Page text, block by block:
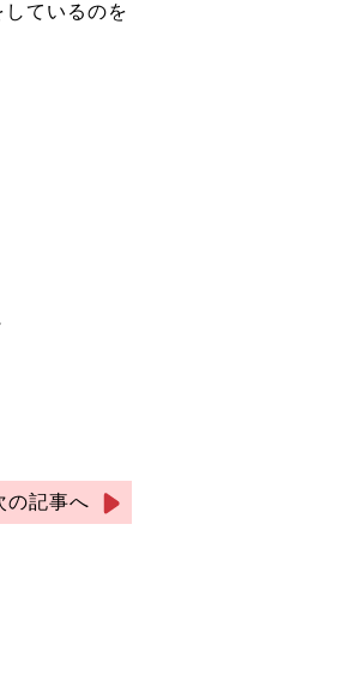
ているのを
の記事へ